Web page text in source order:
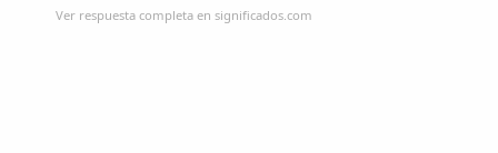
Ver respuesta completa en significados.com